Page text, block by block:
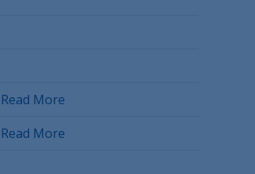
Read More
Read More